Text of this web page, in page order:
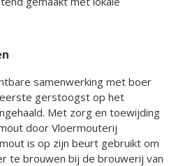
samenwerking met boer
gerstoogst op het
Met zorg en toewijding
door Vloermouterij
is op zijn beurt gebruikt om
te brouwen bij de brouwerij van